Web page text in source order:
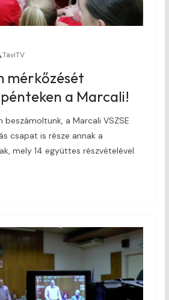
TaviTV
mérkőzését
a Marcali!
a Marcali VSZSE
csapat is része annak a
mely 14 együttes részvételével